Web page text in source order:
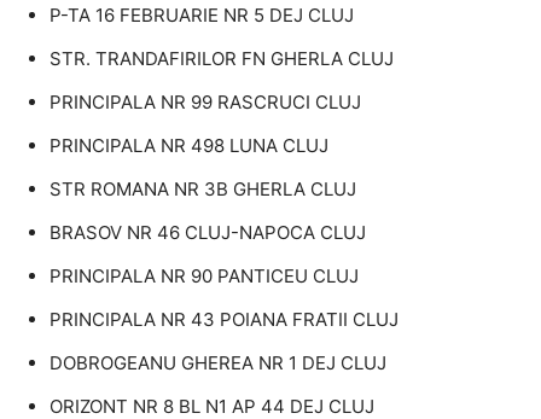
P-TA 16 FEBRUARIE NR 5 DEJ CLUJ
STR. TRANDAFIRILOR FN GHERLA CLUJ
PRINCIPALA NR 99 RASCRUCI CLUJ
PRINCIPALA NR 498 LUNA CLUJ
STR ROMANA NR 3B GHERLA CLUJ
BRASOV NR 46 CLUJ-NAPOCA CLUJ
PRINCIPALA NR 90 PANTICEU CLUJ
PRINCIPALA NR 43 POIANA FRATII CLUJ
DOBROGEANU GHEREA NR 1 DEJ CLUJ
ORIZONT NR 8 BL N1 AP 44 DEJ CLUJ